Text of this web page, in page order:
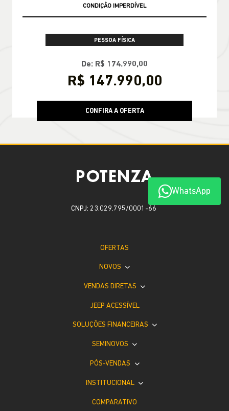
CONDIÇÃO IMPERDÍVEL
PESSOA FÍSICA
De: R$ 174.990,00
R$ 147.990,00
CONFIRA A OFERTA
WhatsApp
CNPJ: 23.029.795/0001-66
OFERTAS
NOVOS
VENDAS DIRETAS
JEEP ACESSÍVEL
SOLUÇÕES FINANCEIRAS
SEMINOVOS
PÓS-VENDAS
INSTITUCIONAL
COMPARATIVO